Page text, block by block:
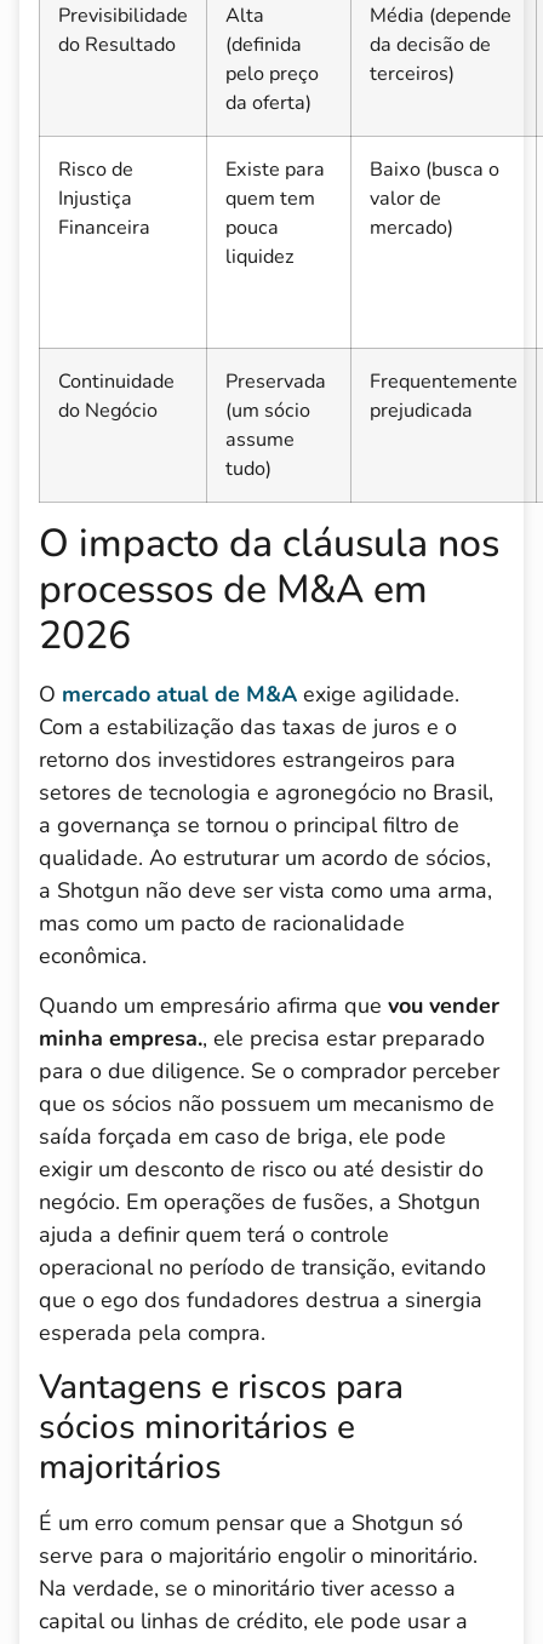
Previsibilidade
do Resultado
Alta
(definida
pelo preço
da oferta)
Média (depende
da decisão de
terceiros)
Risco de
Injustiça
Financeira
Existe para
quem tem
pouca
liquidez
Baixo (busca o
valor de
mercado)
Continuidade
do Negócio
Preservada
(um sócio
assume
tudo)
Frequentemente
prejudicada
O impacto da cláusula nos
processos de M&A em
2026
O mercado atual de M&A exige agilidade.
Com a estabilização das taxas de juros e o
retorno dos investidores estrangeiros para
setores de tecnologia e agronegócio no Brasil,
a governança se tornou o principal filtro de
qualidade. Ao estruturar um acordo de sócios,
a Shotgun não deve ser vista como uma arma,
mas como um pacto de racionalidade
econômica.
Quando um empresário afirma que vou vender
minha empresa., ele precisa estar preparado
para o due diligence. Se o comprador perceber
que os sócios não possuem um mecanismo de
saída forçada em caso de briga, ele pode
exigir um desconto de risco ou até desistir do
negócio. Em operações de fusões, a Shotgun
ajuda a definir quem terá o controle
operacional no período de transição, evitando
que o ego dos fundadores destrua a sinergia
esperada pela compra.
Vantagens e riscos para
sócios minoritários e
majoritários
É um erro comum pensar que a Shotgun só
serve para o majoritário engolir o minoritário.
Na verdade, se o minoritário tiver acesso a
capital ou linhas de crédito, ele pode usar a